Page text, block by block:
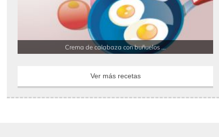
Crema de calabaza con buñuelos ...
Ver más recetas